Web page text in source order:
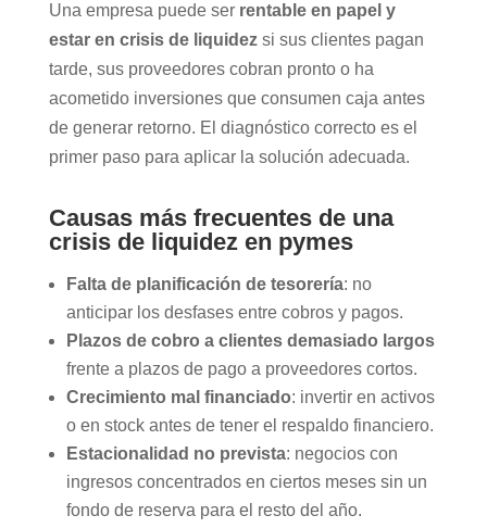
Una empresa puede ser rentable en papel y
estar en crisis de liquidezsi sus clientes pagan
tarde, sus proveedores cobran pronto o ha
acometido inversiones que consumen caja antes
de generar retorno. El diagnóstico correcto es el
primer paso para aplicar la solución adecuada.
Causas más frecuentes de una
crisis de liquidez en pymes
Falta de planificación de tesorería: no
anticipar los desfases entre cobros y pagos.
Plazos de cobro a clientes demasiado largos
frente a plazos de pago a proveedores cortos.
Crecimiento mal financiado: invertir en activos
o en stock antes de tener el respaldo financiero.
Estacionalidad no prevista: negocios con
ingresos concentrados en ciertos meses sin un
fondo de reserva para el resto del año.